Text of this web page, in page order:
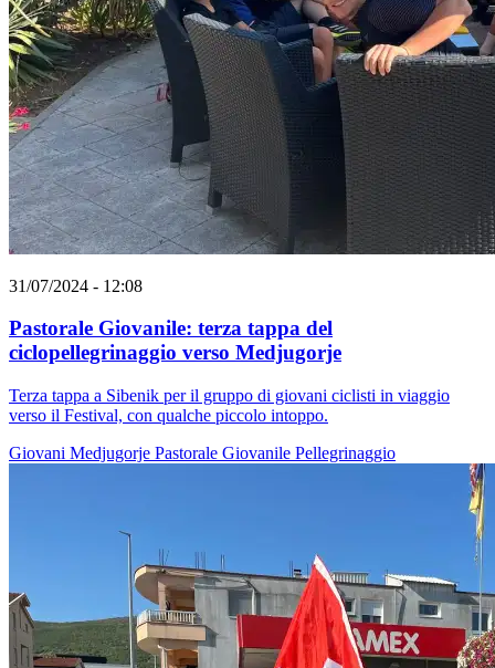
31/07/2024 - 12:08
Pastorale Giovanile: terza tappa del
ciclopellegrinaggio verso Medjugorje
Terza tappa a Sibenik per il gruppo di giovani ciclisti in viaggio
verso il Festival, con qualche piccolo intoppo.
Giovani Medjugorje Pastorale Giovanile Pellegrinaggio